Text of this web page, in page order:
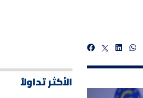
الأكثر تداولاً